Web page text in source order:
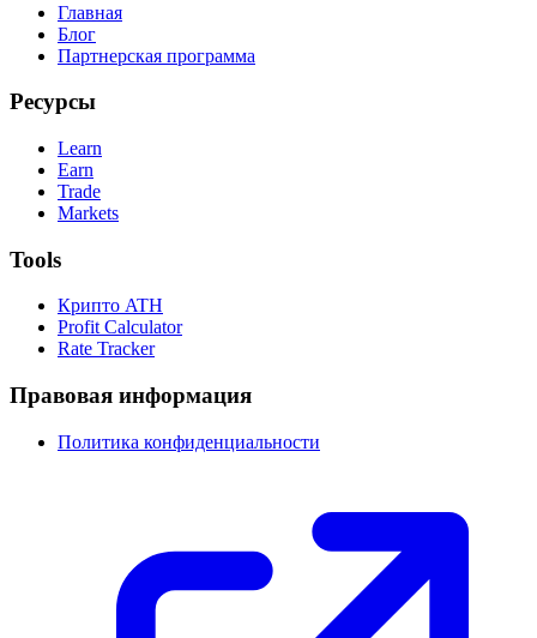
Главная
Блог
Партнерская программа
Ресурсы
Learn
Earn
Trade
Markets
Tools
Крипто ATH
Profit Calculator
Rate Tracker
Правовая информация
Политика конфиденциальности